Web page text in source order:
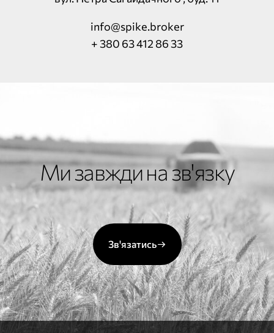
info@spike.broker
+ 380 63 412 86 33
Ми завжди на зв'язку
Зв'язатись